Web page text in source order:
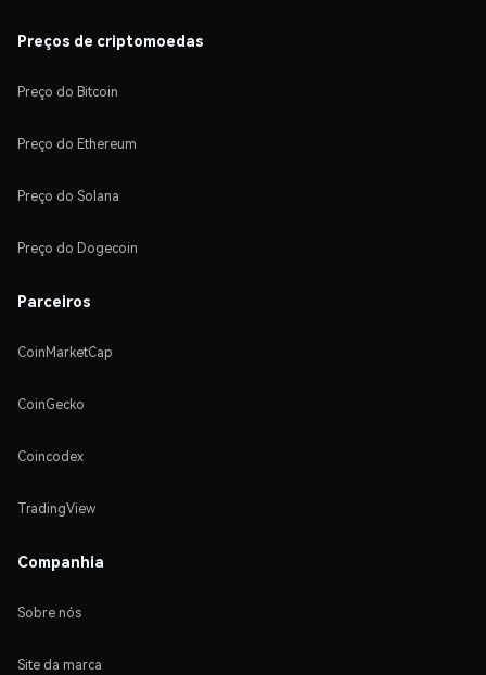
Preços de criptomoedas
Preço do Bitcoin
Preço do Ethereum
Preço do Solana
Preço do Dogecoin
Parceiros
CoinMarketCap
CoinGecko
Coincodex
TradingView
Companhia
Sobre nós
Site da marca